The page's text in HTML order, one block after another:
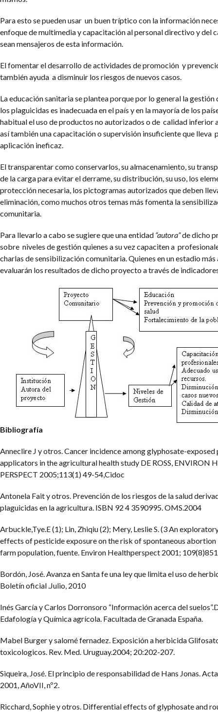
Para esto se pueden usar un buen tríptico con la información
enfoque de multimedia y capacitación al personal directivo y del
sean mensajeros de esta información.
El fomentar el desarrollo de actividades de promoción y
también ayuda a disminuir los riesgos de nuevos casos.
La educación sanitaria se plantea porque por lo general la gestión
los plaguicidas es inadecuada en el país y en la mayoría de los
habitual el uso de productos no autorizados o de calidad inferior
así también una capacitación o supervisión insuficiente que lleva
aplicación ineficaz.
El transparentar como conservarlos, su almacenamiento, su
de la carga para evitar el derrame, su distribución, su uso, los
protección necesaria, los pictogramas autorizados que deben
eliminación, como muchos otros temas más fomenta la
comunitaria.
Para llevarlo a cabo se sugiere que una entidad “autora”de dicho
sobre niveles de gestión quienes a su vez capaciten a
charlas de sensibilización comunitaria. Quienes en un estadio más
evaluarán los resultados de dicho proyecto a través de
Bibliografía
Anneclire J y otros. Cancer incidence among glyphosate-exposed
applicators in the agricultural health study DE ROSS, ENVIRON
PERSPECT 2005;113(1) 49-54,Cidoc
Antonela Fait y otros. Prevención de los riesgos de la salud
plaguicidas en la agricultura. ISBN 92 4 3590995. OMS.2004
Arbuckle,Tye.E (1); Lin, Zhiqiu (2); Mery, Leslie S. (3 An
effects of pesticide exposure on the risk of spontaneous abortion
farm population, fuente. Environ Healthperspect 2001;
Bordón, José. Avanza en Santa fe una ley que limita el uso de
Boletín oficial .Julio, 2010
Inés García y Carlos Dorronsoro “Información acerca del
Edafología y Química agrícola. Facultada de Granada España.
Mabel Burger y salomé fernadez. Exposición a herbicida
toxicologicos. Rev. Med. Uruguay.2004; 20:202-207.
Siqueira, José. El principio de responsabilidad de Hans Jonas.
2001, AñoVII, nº2.
Ricchard, Sophie y otros. Differential effects of glyphosate and